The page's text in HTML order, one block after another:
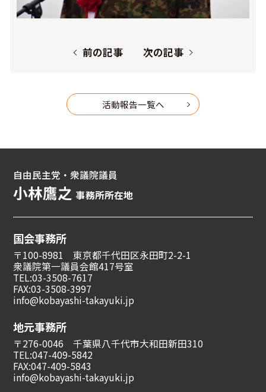
前の記事 次の記事
活動報告一覧へ
自由民主党・衆議院議員
小林鷹之事務所所在地
国会事務所
〒100-8981 東京都千代田区永田町2-2-1
衆議院第一議員会館417号室
TEL:03-3508-7617
FAX:03-3508-3997
info@kobayashi-takayuki.jp
地元事務所
〒276-0046 千葉県八千代市大和田新田310
TEL:047-409-5842
FAX:047-409-5843
info@kobayashi-takayuki.jp